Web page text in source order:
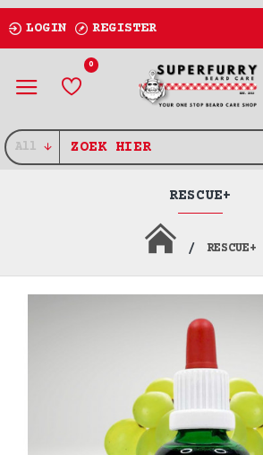
LOGIN REGISTER
0
All
RESCUE+
RESCUE+